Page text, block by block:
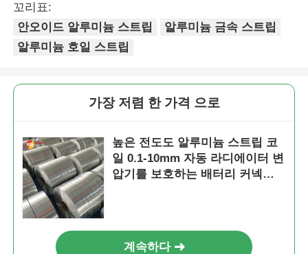
꼬리표:
안오이드 알루미늄 스트립
알루미늄 금속 스트립
알루미늄 호일 스트립
가장 저렴 한 가격 으로
높은 전도도 알루미늄 스트립 코
일 0.1-10mm 자동 라디에이터 변
압기를 보호하는 배터리 커넥터
계속하다